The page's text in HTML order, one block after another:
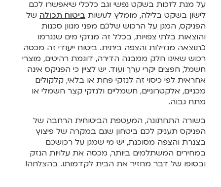
על מנת לזכות בשקט נפשי וגב כלכלי שיאפשרו לכם
לישון בשקט בלילה, מומלץ לעשות ביטוח תכולה של
הפניקס, המגן על הרכוש שלכם מפני מגוון סכנות
והוצאות בלתי צפויות, בכלל זה מנזקי מים שנגרמו
כתוצאה מנזילות והצפה ביתית. ביטוח ייעודי זה מכסה
רכוש שאינו חלק ממבנה הדירה, דוגמת רהיטים, מוצרי
חשמל, חפצים יקרי ערך ועוד. יש לציין כי הפניקס אינה
אחראית לפי כיסוי זה לנזקי פחת או בלאי, קלקולים
מכניים, אלקטרוניים, חשמליים ולנזקי קצר חשמלי או
מתח גבוה.
בשורה התחתונה, המעטפת הביטוחית הרחבה של
הפניקס תעניק לכם ביטחון שגם במקרה של פיצוץ
בצנרת והצפה מסוכנת, יש מי שמגן על רכושכם
במחירים המשתלמים ביותר, מכסה את עלויות הנזק
ובסופו של דבר מחזיר את הבית לקדמותו. בהצלחה!